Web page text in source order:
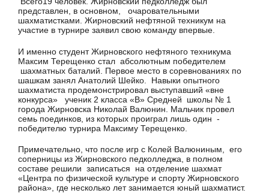
представлен, в основном, очаровательными
шахматистками. Жирновский нефтяной техникум на
участие в турнире заявил свою команду впервые.
И именно студент Жирновского нефтяного техникума
Максим Терещенко стал абсолютным победителем
шахматных баталий. Первое место в соревнованиях по
шашкам занял Анатолий Шейко. Навыки опытного
шахматиста продемонстрировал выступавший «вне
конкурса» ученик 2 класса «В» Средней школы № 1
города Жирновска Николай Валюнин. Мальчик провел
семь поединков, из которых проиграл лишь один -
победителю турнира Максиму Терещенко.
Примечательно, что после игр с Колей Валюниным, его
соперницы из Жирновского педколледжа, в полном
составе решили записаться на отделение шахмат
«Центра по физической культуре и спорту Жирновского
района», где несколько лет занимается юный шахматист.